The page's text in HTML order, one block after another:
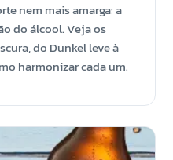
nem mais amarga: a
do álcool. Veja os
do Dunkel leve à
harmonizar cada um.